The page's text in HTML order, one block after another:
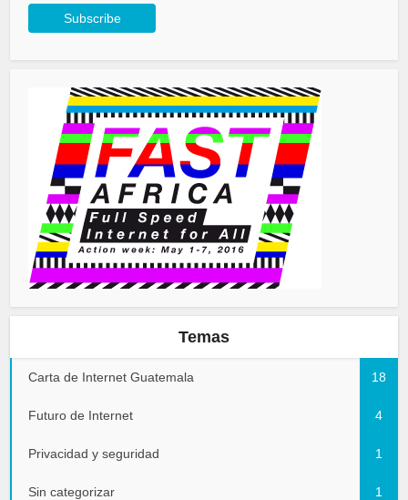
Temas
Carta de Internet Guatemala 18
Futuro de Internet 4
Privacidad y seguridad 1
Sin categorizar 1